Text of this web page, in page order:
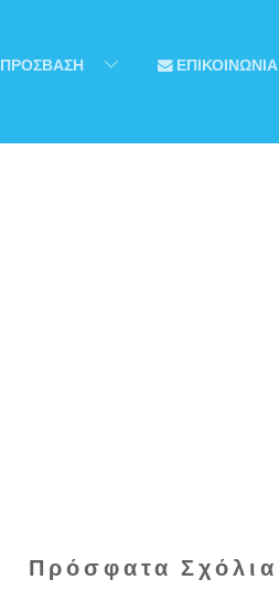
ΠΡΟΣΒΑΣΗ ΕΠΙΚΟΙΝΩΝΙΑ
Πρόσφατα Σχόλια